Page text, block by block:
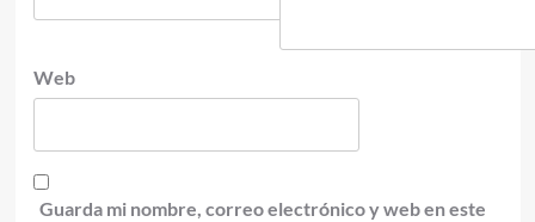
Web
Guarda mi nombre, correo electrónico y web en este